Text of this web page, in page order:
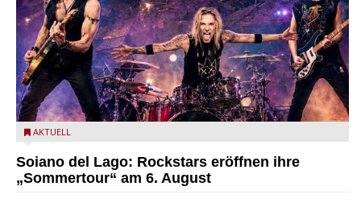
Stef Burns, Will Hunt und Andrea Torresani im Summer Rock
AKTUELL
Soiano del Lago: Rockstars eröffnen ihre
„Sommertour“ am 6. August